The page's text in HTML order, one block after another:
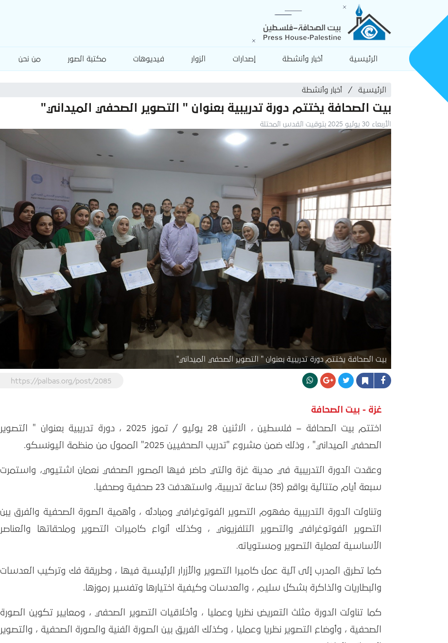
الرئيسية أخبار وأنشطة إصدارات الزوار فيديوهات مكتبة الصور من نحن
الرئيسية أخبار وأنشطة
بيت الصحافة يختتم دورة تدريبية بعنوان " التصوير الصحفي الميداني"
الأربعاء 30 يوليو 2025 بتوقيت القدس المحتلة
بيت الصحافة يختتم دورة تدريبية بعنوان " التصوير الصحفي الميداني"
https://palbas.org/post/2085
غزة - بيت الصحافة
اختتم بيت الصحافة – فلسطين ، الاثنين 28 يوليو / تموز 2025 ، دورة تدريبية بعنوان " التصوير
الصحفي الميداني" ، وذلك ضمن مشروع "تدريب الصحفيين 2025" الممول من منظمة اليونسكو.
وعقدت الدورة التدريبية في مدينة غزة والتي حاضر فيها المصور الصحفي نعمان اشتيوي، واستمرت
سبعة أيام متتالية بواقع (35) ساعة تدريبية، واستهدفت 23 صحفية وصحفيا.
وتناولت الدورة التدريبية مفهوم التصوير الفوتوغرافي ومبادئه ، وأهمية الصورة الصحفية والفرق يبن
التصوير الفوتوغرافي والتصوير التلفزيوني ، وكذلك أنواع كاميرات التصوير وملحقاتها والعناصر
الأساسية لعملية التصوير ومستوياته.
كما تطرق المدرب إلى آلية عمل كاميرا التصوير والأزرار الرئيسية فيها ، وطريقة فك وتركيب العدسات
والبطاريات والذاكرة بشكل سليم ، والعدسات وكيفية اختيارها وتفسير رموزها.
كما تناولت الدورة مثلث التعريض نظريا وعمليا ، وأخلاقيات التصوير الصحفي ، ومعايير تكوين الصورة
الصحفية ، وأوضاع التصوير نظريا وعمليا ، وكذلك الفريق بين الصورة الفنية والصورة الصحفية ، والتصوير